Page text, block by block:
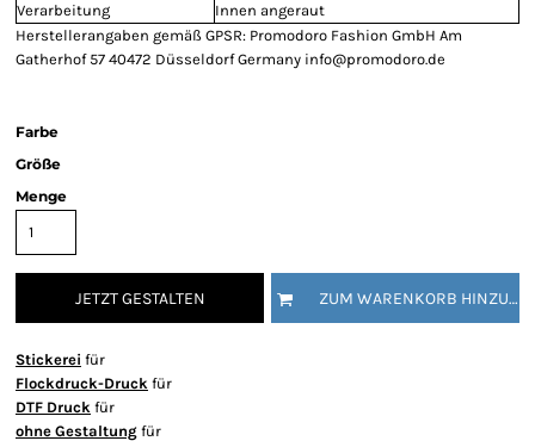
Verarbeitung
Innen angeraut
Herstellerangaben gemäß GPSR: Promodoro Fashion GmbH Am
Gatherhof 57 40472 Düsseldorf Germany info@promodoro.de
Farbe
Größe
Menge
JETZT GESTALTEN ZUM WARENKORB HINZUFÜGEN
Stickerei für
Flockdruck-Druck für
DTF Druck für
ohne Gestaltung für